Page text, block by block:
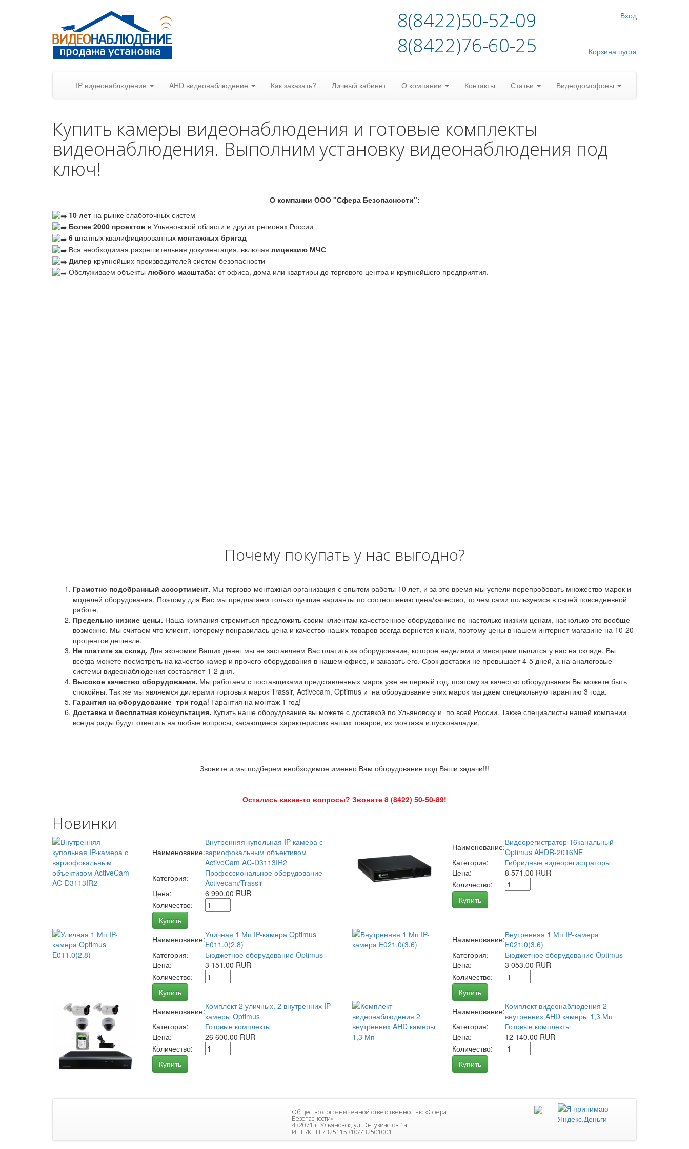
8(8422)50-52-09
8(8422)76-60-25
Вход
Корзина пуста
IP видеонаблюдение AHD видеонаблюдение Как заказать? Личный кабинет О компании Контакты Статьи Видеодомофоны
Купить камеры видеонаблюдения и готовые комплекты
видеонаблюдения. Выполним установку видеонаблюдения под
ключ!
О компании ООО "Сфера Безопасности":
10 лет на рынке слаботочных систем
Более 2000 проектов в Ульяновской области и других регионах России
6 штатных квалифицированных монтажных бригад
Вся необходимая разрешительная документация, включая лицензию МЧС
Дилер крупнейших производителей систем безопасности
Обслуживаем объекты любого масштаба: от офиса, дома или квартиры до торгового центра и крупнейшего предприятия.
Почему покупать у нас выгодно?
Грамотно подобранный ассортимент. Мы торгово-монтажная организация с опытом работы 10 лет, и за это время мы успели перепробовать множество марок и
моделей оборудования. Поэтому для Вас мы предлагаем только лучшие варианты по соотношению цена/качество, то чем сами пользуемся в своей повседневной
работе.
Предельно низкие цены. Наша компания стремиться предложить своим клиентам качественное оборудование по настолько низким ценам, насколько это вообще
возможно. Мы считаем что клиент, которому понравилась цена и качество наших товаров всегда вернется к нам, поэтому цены в нашем интернет магазине на 10-20
процентов дешевле.
Не платите за склад. Для экономии Ваших денег мы не заставляем Вас платить за оборудование, которое неделями и месяцами пылится у нас на складе. Вы
всегда можете посмотреть на качество камер и прочего оборудования в нашем офисе, и заказать его. Срок доставки не превышает 4-5 дней, а на аналоговые
системы видеонаблюдения составляет 1-2 дня.
Высокое качество оборудования. Мы работаем с поставщиками представленных марок уже не первый год, поэтому за качество оборудования Вы можете быть
спокойны. Так же мы являемся дилерами торговых марок Trassir, Activecam, Optimus и на оборудование этих марок мы даем специальную гарантию 3 года.
Гарантия на оборудование три года! Гарантия на монтаж 1 год!
Доставка и бесплатная консультация. Купить наше оборудование вы можете с доставкой по Ульяновску и по всей России. Также специалисты нашей компании
всегда рады будут ответить на любые вопросы, касающиеся характеристик наших товаров, их монтажа и пусконаладки.
Звоните и мы подберем необходимое именно Вам оборудование под Ваши задачи!!!
Остались какие-то вопросы? Звоните 8 (8422) 50-50-89!
Новинки
Наименование:
Внутренняя купольная IP-камера с
вариофокальным объективом
ActiveCam AC-D3113IR2
Категория:
Профессиональное оборудование
Activecam/Trassir
Цена:
6 990.00 RUR
Количество:
Купить
Наименование:Видеорегистратор 16канальный
Optimus AHDR-2016NE
Категория:
Гибридные видеорегистраторы
Цена:
8 571.00 RUR
Количество:
Купить
Наименование:Уличная 1 Мп IP-камера Optimus
E011.0(2.8)
Категория:
Бюджетное оборудование Optimus
Цена:
3 151.00 RUR
Количество:
Купить
Наименование:Внутренняя 1 Мп IP-камера
E021.0(3.6)
Категория:
Бюджетное оборудование Optimus
Цена:
3 053.00 RUR
Количество:
Купить
Наименование:Комплект 2 уличных, 2 внутренних IP
камеры Optimus
Категория:
Готовые комплекты
Цена:
26 600.00 RUR
Количество:
Купить
Наименование:Комплект видеонаблюдения 2
внутренних AHD камеры 1,3 Мп
Категория:
Готовые комплекты
Цена:
12 140.00 RUR
Количество:
Купить
Общество с ограниченной ответственностью «Сфера
Безопасности»
432071 г. Ульяновск, ул. Энтузиастов 1а.
ИНН/КПП 7325115310/732501001